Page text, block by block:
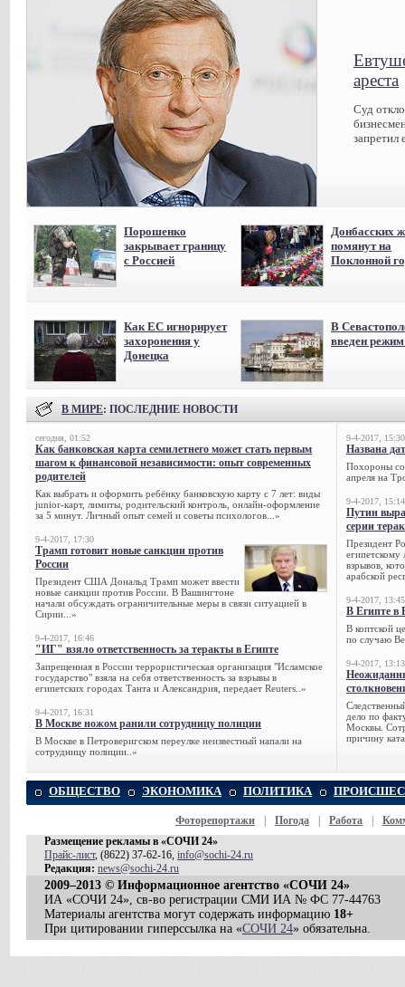
ареста
Суд
запретил
Порошенко
закрывает границу
с Россией
Донбасских
помянут на
Поклонной
Как ЕС игнорирует
захоронения у
Донецка
В
введен
В МИРЕ: ПОСЛЕДНИЕ НОВОСТИ
сегодня, 01:52
Как банковская карта семилетнего может стать первым
шагом к финансовой независимости: опыт современных
родителей
Как выбрать и оформить ребёнку банковскую карту с 7 лет: виды
junior-карт, лимиты, родительский контроль, онлайн-оформление
за 5 минут. Личный опыт семей и советы психологов...»
9-4-2017, 17:30
Трамп готовит новые санкции против
России
Президент США Дональд Трамп может ввести
новые санкции против России. В Вашингтоне
начали обсуждать ограничительные меры в связи ситуацией в
Сирии...»
9-4-2017, 16:46
"ИГ" взяло ответственность за теракты в Египте
Запрещенная в России террористическая организация "Исламское
государство" взяла на себя ответственность за взрывы в
египетских городах Танта и Александрия, передает Reuters..»
9-4-2017, 16:31
В Москве ножом ранили сотрудницу полиции
В Москве в Петроверигском переулке неизвестный напали на
сотрудницу полиции..»
9-4-2017, 15:30
Названа
Похороны
апреля на
9-4-2017, 15:14
Путин
серии
Президент
египетскому
взрывов,
арабской
9-4-2017, 13:45
В Египте в
В коптской
по случаю
9-4-2017, 13:13
дело по
Москвы.
причину
ОБЩЕСТВО ЭКОНОМИКА ПОЛИТИКА
Фоторепортажи Погода Работа
Размещение рекламы в «СОЧИ 24»
Прайс-лист, (8622) 37-62-16, info@sochi-24.ru
Редакция: news@sochi-24.ru
2009–2013 © Информационное агентство «СОЧИ 24»
ИА «СОЧИ 24», св-во регистрации СМИ ИА № ФС 77-44763
Материалы агентства могут содержать информацию 18+
При цитировании гиперссылка на «СОЧИ 24» обязательна.